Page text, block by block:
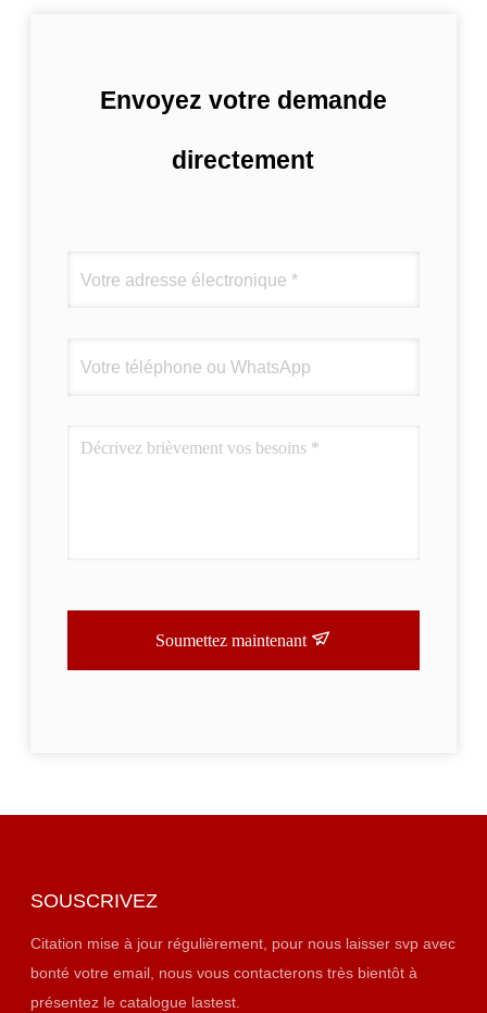
Envoyez votre demande
directement
Soumettez maintenant
SOUSCRIVEZ
Citation mise à jour régulièrement, pour nous laisser svp avec
bonté votre email, nous vous contacterons très bientôt à
présentez le catalogue lastest.